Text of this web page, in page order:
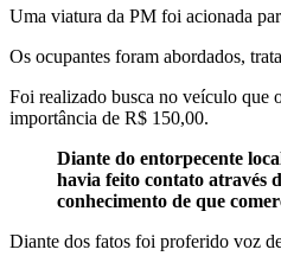
Uma viatura da PM foi acionada
Os ocupantes foram abordados,
Foi realizado busca no veículo que
importância de R$ 150,00.
Diante do entorpecente
havia feito contato através
conhecimento de que
Diante dos fatos foi proferido voz